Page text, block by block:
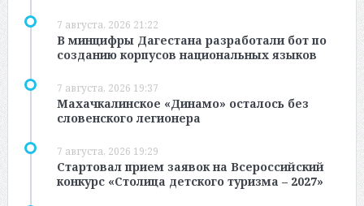
7 августа, 2026 21:22
В минцифры Дагестана разработали бот по
созданию корпусов национальных языков
7 августа, 2026 19:37
Махачкалинское «Динамо» осталось без
словенского легионера
7 августа, 2026 19:29
Стартовал прием заявок на Всероссийский
конкурс «Столица детского туризма – 2027»